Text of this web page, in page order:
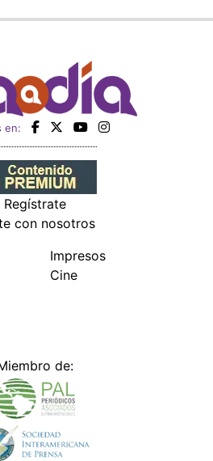
en:
Regístrate
con nosotros
Impresos
Cine
de: